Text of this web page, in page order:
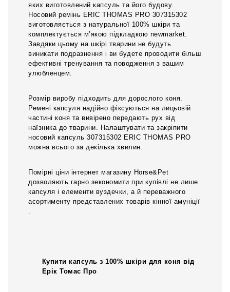
яких виготовлений капсуль та його будову.
Носовий ремінь ERIC THOMAS PRO 307315302
виготовляється з натуральної 100% шкіри та
комплектується м’якою підкладкою newmarket.
Завдяки цьому на шкірі тварини не будуть
виникати подразнення і ви будете проводити більш
ефективні тренування та поводження з вашим
улюбленцем.
Розмір виробу підходить для дорослого коня.
Ремені капсуля надійно фіксуються на лицьовій
частині коня та вивірено передають рух від
наїзника до тварини. Налаштувати та закріпити
носовий капсуль 307315302 ERIC THOMAS PRO
можна всього за декілька хвилин.
Помірні ціни інтернет магазину Horse&Pet
дозволяють гарно зекономити при купівлі не лише
капсуля і елементи вуздечки, а й переважного
асортименту представлених товарів кінної амуніції
.
Купити капсуль з 100% шкіри для коня від
Ерік Томас Про